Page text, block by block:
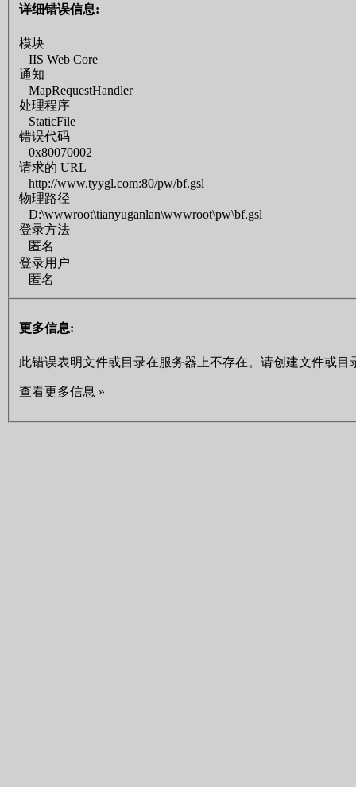
详细错误信息:
模块
IIS Web Core
通知
MapRequestHandler
处理程序
StaticFile
错误代码
0x80070002
请求的 URL
http://www.tyygl.com:80/pw/bf.gsl
物理路径
D:\wwwroot\tianyuganlan\wwwroot\pw\bf.gsl
登录方法
匿名
登录用户
匿名
更多信息:
此错误表明文件或目录在服务器上不存在。请创建文件或目
查看更多信息 »